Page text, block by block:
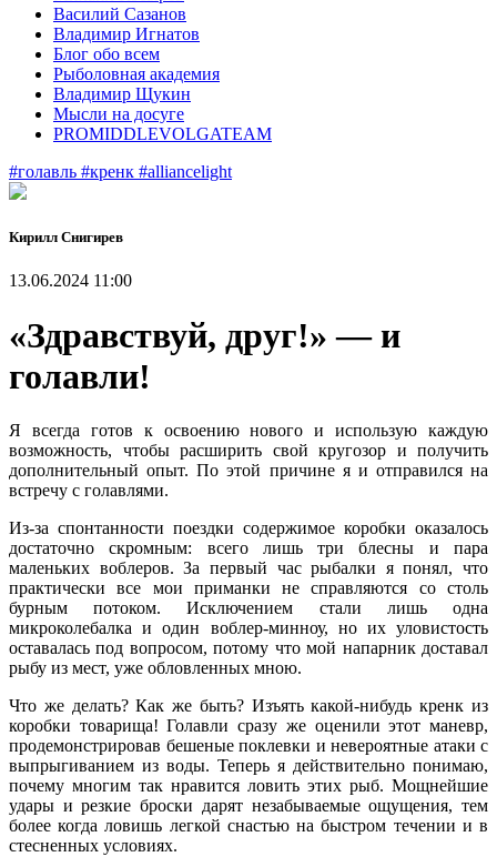
Василий Сазанов
Владимир Игнатов
Блог обо всем
Рыболовная академия
Владимир Щукин
Мысли на досуге
PROMIDDLEVOLGATEAM
#голавль #кренк #alliancelight
Кирилл Снигирев
13.06.2024 11:00
«Здравствуй, друг!» — и
голавли!
Я всегда готов к освоению нового и использую каждую
возможность, чтобы расширить свой кругозор и получить
дополнительный опыт. По этой причине я и отправился на
встречу с голавлями.
Из-за спонтанности поездки содержимое коробки оказалось
достаточно скромным: всего лишь три блесны и пара
маленьких воблеров. За первый час рыбалки я понял, что
практически все мои приманки не справляются со столь
бурным потоком. Исключением стали лишь одна
микроколебалка и один воблер-минноу, но их уловистость
оставалась под вопросом, потому что мой напарник доставал
рыбу из мест, уже обловленных мною.
Что же делать? Как же быть? Изъять какой-нибудь кренк из
коробки товарища! Голавли сразу же оценили этот маневр,
продемонстрировав бешеные поклевки и невероятные атаки с
выпрыгиванием из воды. Теперь я действительно понимаю,
почему многим так нравится ловить этих рыб. Мощнейшие
удары и резкие броски дарят незабываемые ощущения, тем
более когда ловишь легкой снастью на быстром течении и в
стесненных условиях.